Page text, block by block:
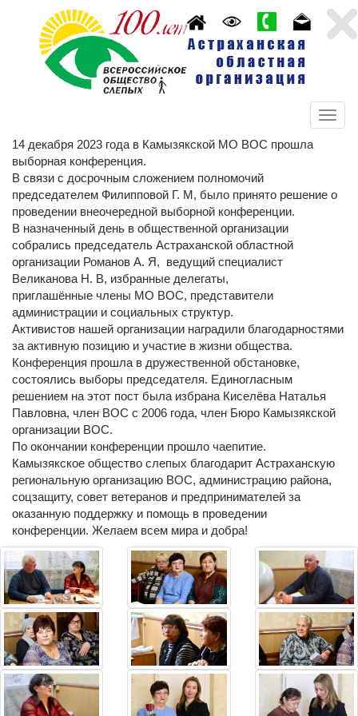
14 декабря 2023 года в Камызякской МО ВОС прошла
выборная конференция.
В связи с досрочным сложением полномочий
председателем Филипповой Г. М, было принято решение о
проведении внеочередной выборной конференции.
В назначенный день в общественной организации
собрались председатель Астраханской областной
организации Романов А. Я, ведущий специалист
Великанова Н. В, избранные делегаты,
приглашённые члены МО ВОС, представители
администрации и социальных структур.
Активистов нашей организации наградили благодарностями
за активную позицию и участие в жизни общества.
Конференция прошла в дружественной обстановке,
состоялись выборы председателя. Единогласным
решением на этот пост была избрана Киселëва Наталья
Павловна, член ВОС с 2006 года, член Бюро Камызякской
организации ВОС.
По окончании конференции прошло чаепитие.
Камызякское общество слепых благодарит Астраханскую
региональную организацию ВОС, администрацию района,
соцзащиту, совет ветеранов и предпринимателей за
оказанную поддержку и помощь в проведении
конференции. Желаем всем мира и добра!